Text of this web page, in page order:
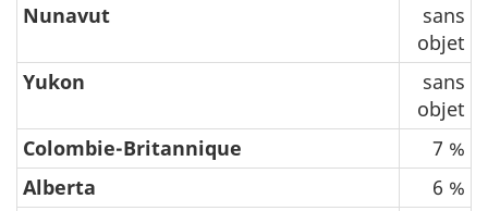
Nunavut
sans
objet
Yukon
sans
objet
Colombie-Britannique
7 %
Alberta
6 %